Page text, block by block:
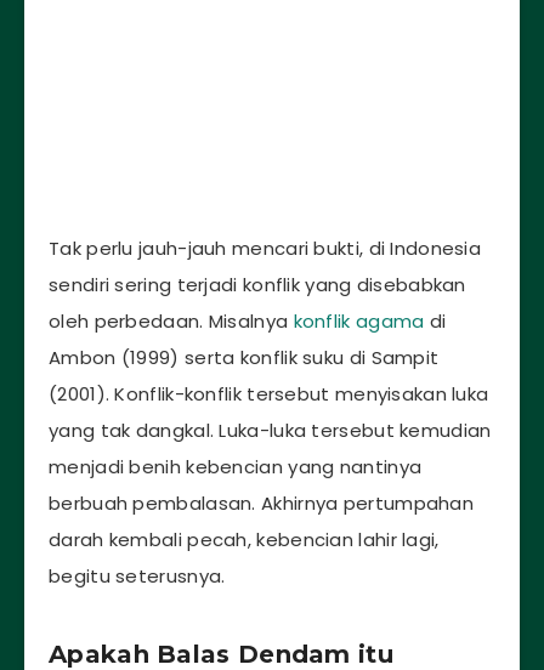
Tak perlu jauh-jauh mencari bukti, di Indonesia
sendiri sering terjadi konflik yang disebabkan
oleh perbedaan. Misalnya konflik agama di
Ambon (1999) serta konflik suku di Sampit
(2001). Konflik-konflik tersebut menyisakan luka
yang tak dangkal. Luka-luka tersebut kemudian
menjadi benih kebencian yang nantinya
berbuah pembalasan. Akhirnya pertumpahan
darah kembali pecah, kebencian lahir lagi,
begitu seterusnya.
Apakah Balas Dendam itu